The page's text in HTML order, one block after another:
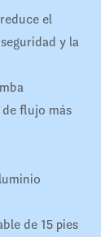
el
y la
flujo más
de 15 pies